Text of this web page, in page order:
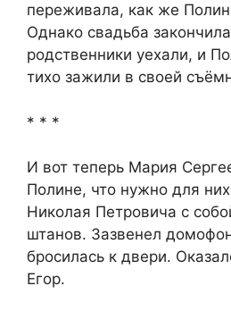
переживала, как же
Однако свадьба
родственники уехали, и
тихо зажили в своей
* * *
И вот теперь Мария
Полине, что нужно для них
Николая Петровича с
штанов. Зазвенел
бросилась к двери.
Егор.